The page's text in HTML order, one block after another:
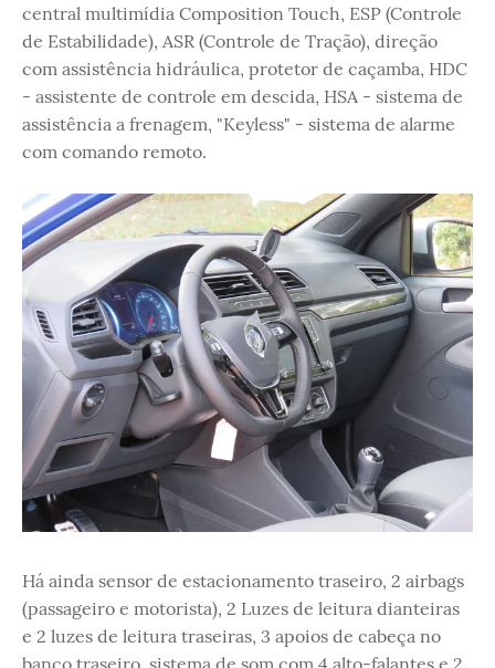
central multimídia Composition Touch, ESP (Controle
de Estabilidade), ASR (Controle de Tração), direção
com assistência hidráulica, protetor de caçamba, HDC
- assistente de controle em descida, HSA - sistema de
assistência a frenagem, "Keyless" - sistema de alarme
com comando remoto.
Há ainda sensor de estacionamento traseiro, 2 airbags
(passageiro e motorista), 2 Luzes de leitura dianteiras
e 2 luzes de leitura traseiras, 3 apoios de cabeça no
banco traseiro, sistema de som com 4 alto-falantes e 2